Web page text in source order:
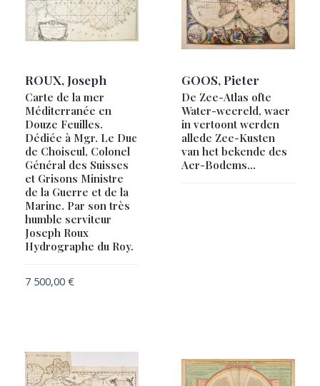
ROUX, Joseph
Carte de la mer
Méditerranée en
Douze Feuilles.
Dédiée à Mgr. Le Duc
de Choiseul, Colonel
Général des Suisses
et Grisons Ministre
de la Guerre et de la
Marine. Par son très
humble serviteur
Joseph Roux
Hydrographe du Roy.
7 500,00 €
GOOS, Pieter
De Zee-Atlas ofte
Water-weereld, waer
in vertoont werden
allede Zee-Kusten
van het bekende des
Aer-Bodems…